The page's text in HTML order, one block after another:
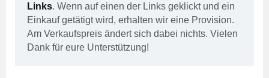
Links. Wenn auf einen der Links geklickt und ein
Einkauf getätigt wird, erhalten wir eine Provision.
Am Verkaufspreis ändert sich dabei nichts. Vielen
Dank für eure Unterstützung!